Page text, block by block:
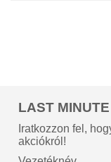
LAST
Iratkozzon fel,
akciókról!